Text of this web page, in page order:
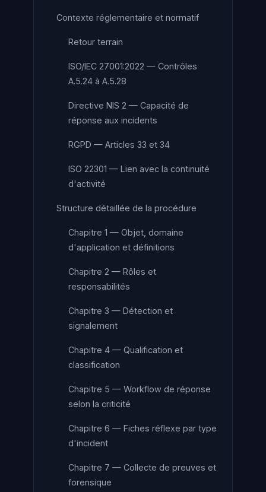
Contexte réglementaire et normatif
Retour terrain
ISO/IEC 27001:2022 — Contrôles
A.5.24 à A.5.28
Directive NIS 2 — Capacité de
réponse aux incidents
RGPD — Articles 33 et 34
ISO 22301 — Lien avec la continuité
d'activité
Structure détaillée de la procédure
Chapitre 1 — Objet, domaine
d'application et définitions
Chapitre 2 — Rôles et
responsabilités
Chapitre 3 — Détection et
signalement
Chapitre 4 — Qualification et
classification
Chapitre 5 — Workflow de réponse
selon la criticité
Chapitre 6 — Fiches réflexe par type
d'incident
Chapitre 7 — Collecte de preuves et
forensique